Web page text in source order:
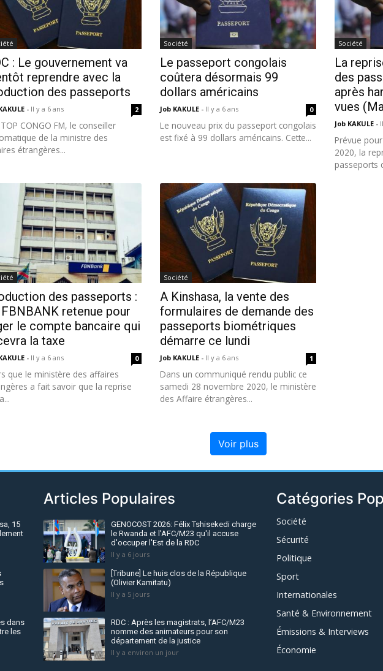
: Le gouvernement va
reprendre avec la
des passeports
- Il y a 6 ans 2
CONGO FM, le conseiller
de la ministre des
étrangères...
Société
Le passeport congolais
coûtera désormais 99
dollars américains
Job KAKULE - Il y a 6 ans 0
Le nouveau prix du passeport congolais
est fixé à 99 dollars américains. Cette...
Société
La
des
après
vues
Job KAKULE -
Prévue
2020, la
passeports
des passeports :
FBNBANK retenue pour
le compte bancaire qui
la taxe
- Il y a 6 ans 0
que le ministère des affaires
a fait savoir que la reprise
Société
A Kinshasa, la vente des
formulaires de demande des
passeports biométriques
démarre ce lundi
Job KAKULE - Il y a 6 ans 1
Dans un communiqué rendu public ce
samedi 28 novembre 2020, le ministère
des Affaire étrangères...
Voir plus
15
dans
les
Articles Populaires
GENOCOST 2026: Félix Tshisekedi charge
le Rwanda et l'AFC/M23 qu'il accuse
d'occuper l'Est de la RDC
Il y a 6 jours
[Tribune] Le huis clos de la République
(Olivier Kamitatu)
Il y a 5 jours
RDC : Après les magistrats, l’AFC/M23
nomme des animateurs pour son
département de la justice
Il y a environ un jour
Catégories
Société
Sécurité
Politique
Sport
Internationales
Santé & Environnement
Émissions & Interviews
Économie